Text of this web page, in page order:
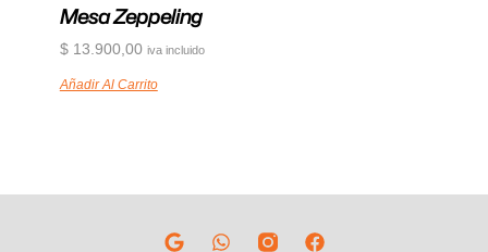
Mesa Zeppeling
$13.900,00 iva incluido
Añadir Al Carrito